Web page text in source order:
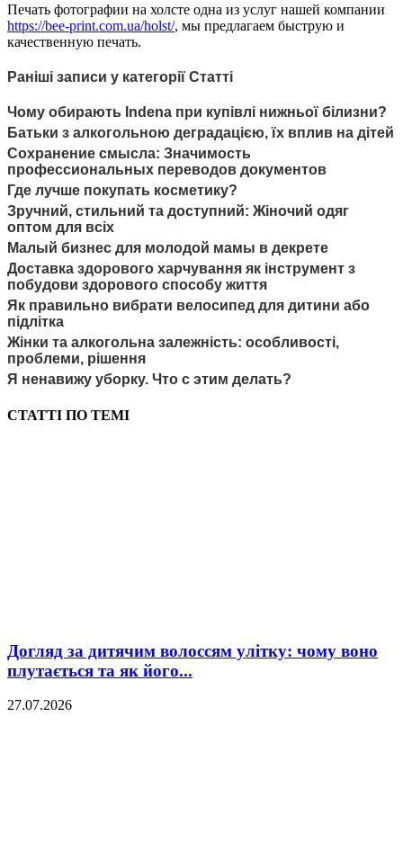
Печать фотографии на холсте одна из услуг нашей компании
https://bee-print.com.ua/holst/, мы предлагаем быструю и
качественную печать.
Раніші записи у категорії Статті
Чому обирають Іndena при купівлі нижньої білизни?
Батьки з алкогольною деградацією, їх вплив на дітей
Сохранение смысла: Значимость
профессиональных переводов документов
Где лучше покупать косметику?
Зручний, стильний та доступний: Жіночий одяг
оптом для всіх
Малый бизнес для молодой мамы в декрете
Доставка здорового харчування як інструмент з
побудови здорового способу життя
Як правильно вибрати велосипед для дитини або
підлітка
Жінки та алкогольна залежність: особливості,
проблеми, рішення
Я ненавижу уборку. Что с этим делать?
СТАТТІ ПО ТЕМІ
Догляд за дитячим волоссям улітку: чому воно
плутається та як його...
27.07.2026